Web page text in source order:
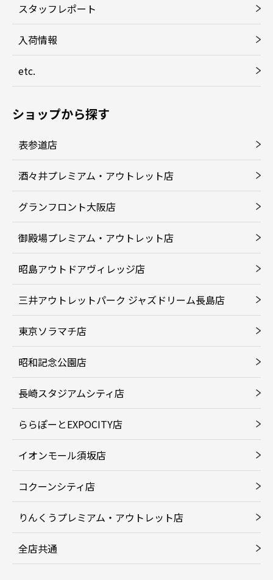
スタッフレポート
入荷情報
etc.
ショップから探す
表参道店
酒々井プレミアム・アウトレット店
グランフロント大阪店
御殿場プレミアム・アウトレット店
昭島アウトドアヴィレッジ店
三井アウトレットパーク ジャズドリーム長島店
東京ソラマチ店
昭和記念公園店
長崎スタジアムシティ店
ららぽーとEXPOCITY店
イオンモール須坂店
コクーンシティ店
りんくうプレミアム・アウトレット店
全店共通